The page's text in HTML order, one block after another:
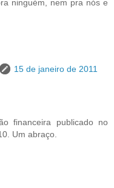
ninguém, nem pra nós e
15 de janeiro de 2011
financeira publicado no
Um abraço.